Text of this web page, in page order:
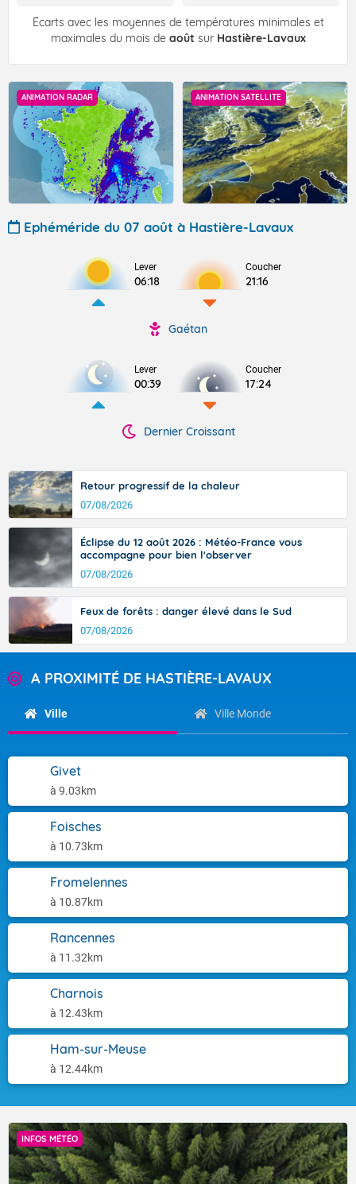
Écarts avec les moyennes de températures minimales et
maximales du mois de août sur Hastière-Lavaux
ANIMATION RADAR ANIMATION SATELLITE
Ephéméride du 07 août à Hastière-Lavaux
Lever
06:18
Coucher
21:16
Gaétan
Lever
00:39
Coucher
17:24
Dernier Croissant
Retour progressif de la chaleur
07/08/2026
Éclipse du 12 août 2026 : Météo-France vous
accompagne pour bien l'observer
07/08/2026
Feux de forêts : danger élevé dans le Sud
07/08/2026
A PROXIMITÉ DE HASTIÈRE-LAVAUX
Ville Ville Monde
Givet
à 9.03km
Foisches
à 10.73km
Fromelennes
à 10.87km
Rancennes
à 11.32km
Charnois
à 12.43km
Ham-sur-Meuse
à 12.44km
INFOS MÉTÉO